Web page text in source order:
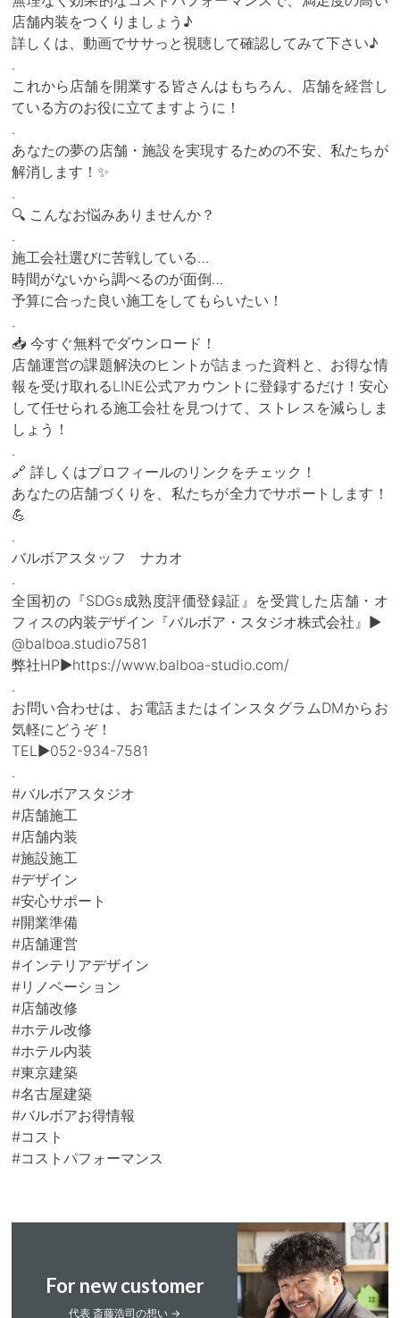
店舗内装をつくりましょう♪
詳しくは、動画でササっと視聴して確認してみて下さい♪
.
これから店舗を開業する皆さんはもちろん、店舗を経営し
ている方のお役に立てますように！
.
あなたの夢の店舗・施設を実現するための不安、私たちが
解消します！✨
.
🔍 こんなお悩みありませんか？
.
施工会社選びに苦戦している…
時間がないから調べるのが面倒…
予算に合った良い施工をしてもらいたい！
.
📥 今すぐ無料でダウンロード！
店舗運営の課題解決のヒントが詰まった資料と、お得な情
報を受け取れるLINE公式アカウントに登録するだけ！安心
して任せられる施工会社を見つけて、ストレスを減らしま
しょう！
.
🔗 詳しくはプロフィールのリンクをチェック！
あなたの店舗づくりを、私たちが全力でサポートします！
💪
.
バルボアスタッフ ナカオ
.
全国初の『SDGs成熟度評価登録証』を受賞した店舗・オ
フィスの内装デザイン『バルボア・スタジオ株式会社』▶
@balboa.studio7581
弊社HP▶https://www.balboa-studio.com/
.
お問い合わせは、お電話またはインスタグラムDMからお
気軽にどうぞ！
TEL▶052-934-7581
.
#バルボアスタジオ
#店舗施工
#店舗内装
#施設施工
#デザイン
#安心サポート
#開業準備
#店舗運営
#インテリアデザイン
#リノベーション
#店舗改修
#ホテル改修
#ホテル内装
#東京建築
#名古屋建築
#バルボアお得情報
#コスト
#コストパフォーマンス
For new customer
代表 斎藤浩司の想い →